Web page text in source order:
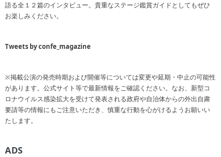
語る全１２篇のインタビュー。貴重なステージ鑑賞ガイドとしてもぜひ
お楽しみください。
Tweets by confe_magazine
※掲載公演の発売時期および開催等については変更や延期・中止の可能性
があります。公式サイト等で最新情報をご確認ください。なお、新型コ
ロナウイルス感染拡大を受けて発表される政府や自治体からの外出自粛
要請等の情報にもご注意いただき、慎重な行動を心がけるようお願いい
たします。
ADS